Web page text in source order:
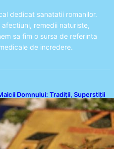
dedicat sanatatii romanilor.
remedii naturiste,
sa fim o sursa de referinta
de incredere.
Domnului: Tradiții, Superstiții
în 2026